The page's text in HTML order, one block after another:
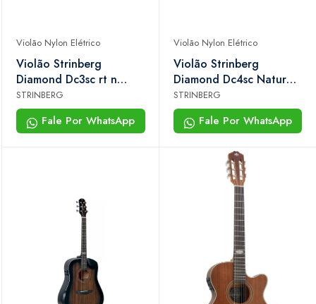
Violão Nylon Elétrico
Violão Strinberg
Diamond Dc3sc rt n
Clássico
STRINBERG
Fale Por WhatsApp
Violão Nylon Elétrico
Violão Strinberg
Diamond Dc4sc Natural
Clássico
STRINBERG
Fale Por WhatsApp